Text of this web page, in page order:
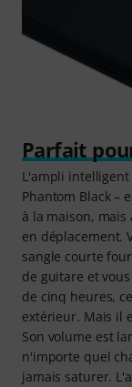
Parfait
L'ampli intelligent
Phantom Black –
à la maison,
en déplacement.
sangle courte
de guitare et
de cinq heures,
extérieur. Mais il
Son volume est
n'importe quel
jamais saturer.